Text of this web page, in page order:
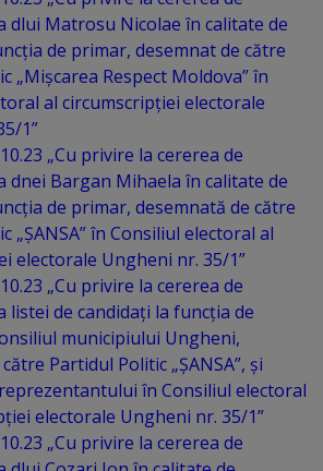
dlui Matrosu Nicolae în calitate de
de primar, desemnat de către
„Mișcarea Respect Moldova” în
al circumscripției electorale
1”
„Cu privire la cererea de
dnei Bargan Mihaela în calitate de
de primar, desemnată de către
„ȘANSA” în Consiliul electoral al
electorale Ungheni nr. 35/1”
„Cu privire la cererea de
listei de candidați la funcția de
municipiului Ungheni,
Partidul Politic „ȘANSA”, și
în Consiliul electoral
electorale Ungheni nr. 35/1”
„Cu privire la cererea de